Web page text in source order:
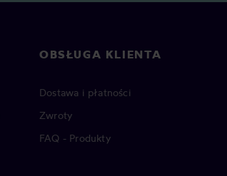
OBSŁUGA KLIENTA
Dostawa i płatności
Zwroty
FAQ - Produkty